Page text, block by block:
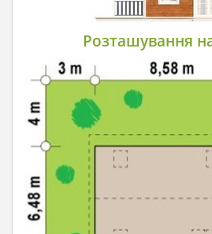
Розташування